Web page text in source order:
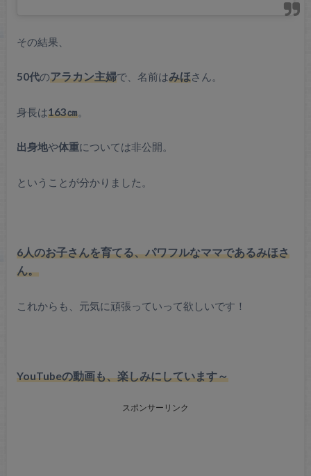
その結果、
50代のアラカン主婦で、名前はみほさん。
身長は163㎝。
出身地や体重については非公開。
ということが分かりました。
6人のお子さんを育てる、パワフルなママであるみほさ
ん。
これからも、元気に頑張っていって欲しいです！
YouTubeの動画も、楽しみにしています～
スポンサーリンク